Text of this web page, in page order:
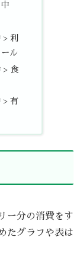
利
ル
> 食
> 有
ー分の消費をす
たグラフや表は